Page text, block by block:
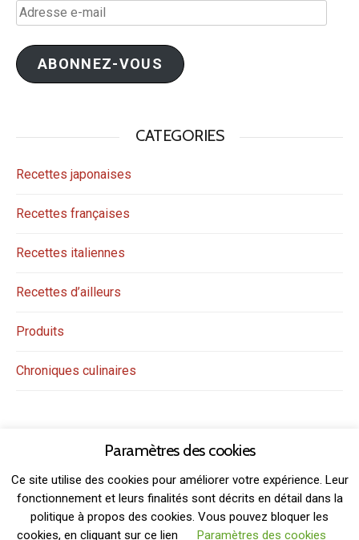
Adresse
e-
mail
ABONNEZ-VOUS
CATEGORIES
Recettes japonaises
Recettes françaises
Recettes italiennes
Recettes d’ailleurs
Produits
Chroniques culinaires
THEME: GRIDSBY BY MODERNTHEMES.NET
Paramètres des cookies
Ce site utilise des cookies pour améliorer votre expérience. Leur
fonctionnement et leurs finalités sont décrits en détail dans la
politique à propos des cookies. Vous pouvez bloquer les
cookies, en cliquant sur ce lien
Paramètres des cookies